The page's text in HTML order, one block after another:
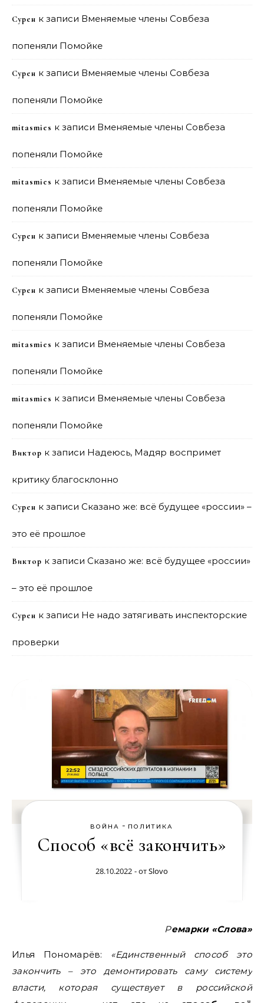
Сурен к записи Вменяемые члены Совбеза
попеняли Помойке
Сурен к записи Вменяемые члены Совбеза
попеняли Помойке
mitasmies к записи Вменяемые члены Совбеза
попеняли Помойке
mitasmies к записи Вменяемые члены Совбеза
попеняли Помойке
Сурен к записи Вменяемые члены Совбеза
попеняли Помойке
Сурен к записи Вменяемые члены Совбеза
попеняли Помойке
mitasmies к записи Вменяемые члены Совбеза
попеняли Помойке
mitasmies к записи Вменяемые члены Совбеза
попеняли Помойке
Виктор к записи Надеюсь, Мадяр воспримет
критику благосклонно
Сурен к записи Сказано же: всё будущее «россии» –
это её прошлое
Виктор к записи Сказано же: всё будущее «россии»
– это её прошлое
Сурен к записи Не надо затягивать инспекторские
проверки
ВОЙНА - ПОЛИТИКА
Способ «всё закончить»
28.10.2022 - отSlovo
Ремарки «Слова»
Илья Пономарёв: «Единственный способ это
закончить – это демонтировать саму систему
власти, которая существует в российской